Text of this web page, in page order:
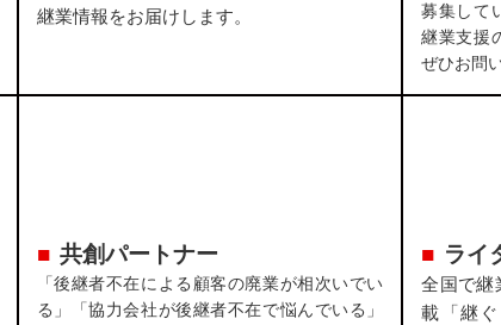
継業情報をお届けします。
募集して
継業支援
ぜひお問
共創パートナー
「後継者不在による顧客の廃業が相次いでい
る」「協力会社が後継者不在で悩んでいる」
ライ
全国で継
載「継